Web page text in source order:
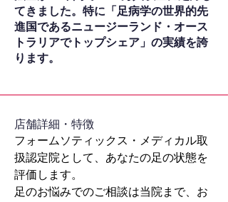
てきました。特に「足病学の世界的先
進国であるニュージーランド・オース
トラリアでトップシェア」の実績を誇
ります。
​店舗詳細・特徴
フォームソティックス・メディカル取
扱認定院として、あなたの足の状態を
評価します。
足のお悩みでのご相談は当院まで、お